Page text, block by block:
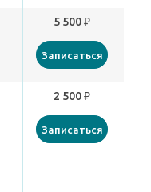
5 500 ₽
Записаться
2 500 ₽
Записаться